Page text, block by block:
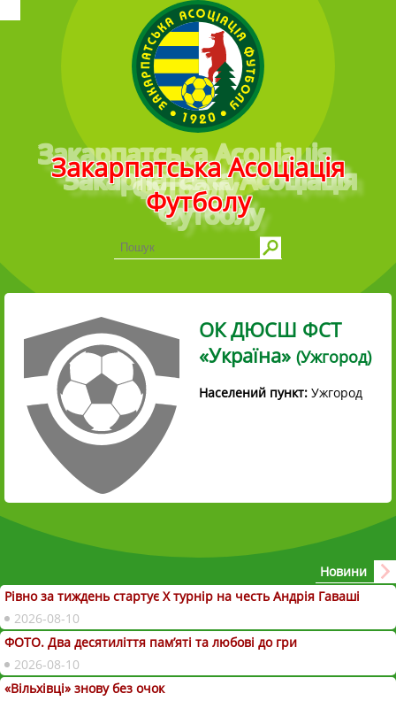
Головне меню
Закарпатська Асоціація
Футболу
ОК ДЮСШ ФСТ
«Україна» (Ужгород)
Населений пункт: Ужгород
Новини
Рівно за тиждень стартує Х турнір на честь Андрія Гаваші
2026-08-10
ФОТО. Два десятиліття пам’яті та любові до гри
2026-08-10
«Вільхівці» знову без очок